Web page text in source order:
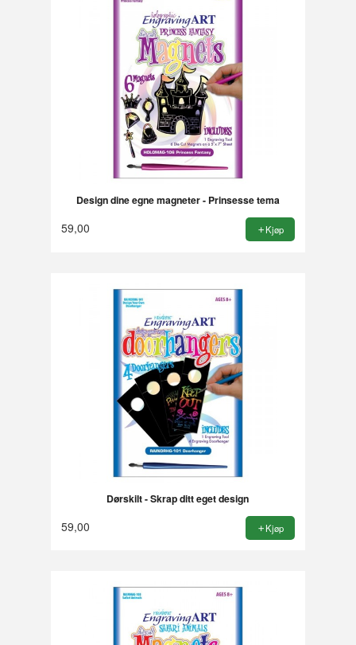
Design dine egne magneter - Prinsesse tema
59,00 Kjøp
Dørskilt - Skrap ditt eget design
59,00 Kjøp